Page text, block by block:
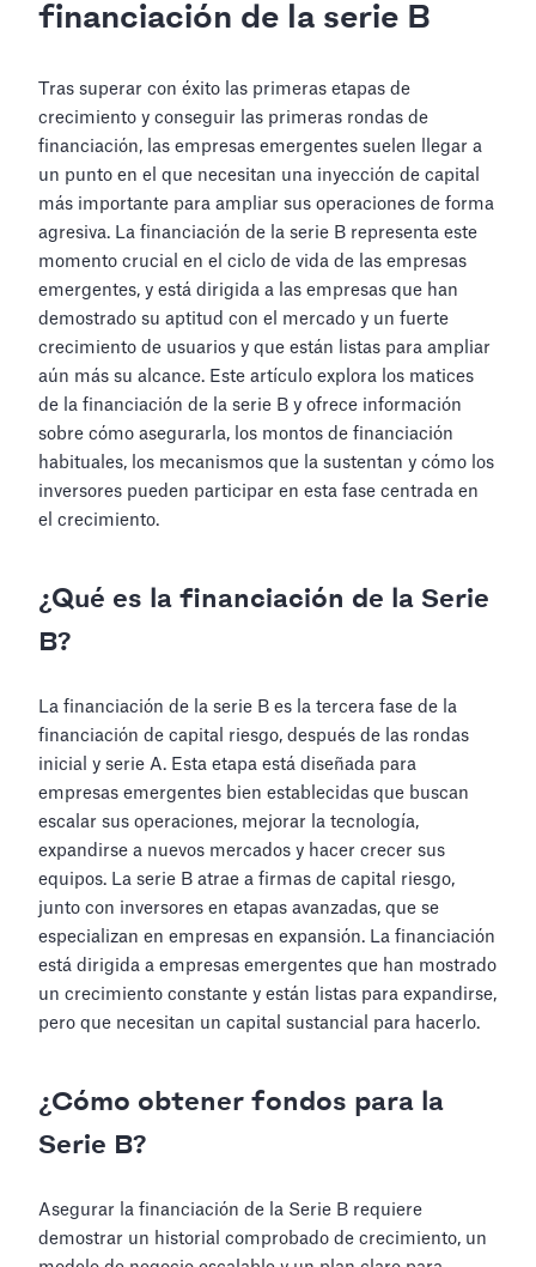
financiación de la serie B
Tras superar con éxito las primeras etapas de
crecimiento y conseguir las primeras rondas de
financiación, las empresas emergentes suelen llegar a
un punto en el que necesitan una inyección de capital
más importante para ampliar sus operaciones de forma
agresiva. La financiación de la serie B representa este
momento crucial en el ciclo de vida de las empresas
emergentes, y está dirigida a las empresas que han
demostrado su aptitud con el mercado y un fuerte
crecimiento de usuarios y que están listas para ampliar
aún más su alcance. Este artículo explora los matices
de la financiación de la serie B y ofrece información
sobre cómo asegurarla, los montos de financiación
habituales, los mecanismos que la sustentan y cómo los
inversores pueden participar en esta fase centrada en
el crecimiento.
¿Qué es la financiación de la Serie
B?
La financiación de la serie B es la tercera fase de la
financiación de capital riesgo, después de las rondas
inicial y serie A. Esta etapa está diseñada para
empresas emergentes bien establecidas que buscan
escalar sus operaciones, mejorar la tecnología,
expandirse a nuevos mercados y hacer crecer sus
equipos. La serie B atrae a firmas de capital riesgo,
junto con inversores en etapas avanzadas, que se
especializan en empresas en expansión. La financiación
está dirigida a empresas emergentes que han mostrado
un crecimiento constante y están listas para expandirse,
pero que necesitan un capital sustancial para hacerlo.
¿Cómo obtener fondos para la
Serie B?
Asegurar la financiación de la Serie B requiere
demostrar un historial comprobado de crecimiento, un